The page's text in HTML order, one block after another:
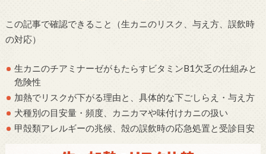
この記事で確認できること（生カニのリスク、与え方、誤飲時
の対応）
生カニのチアミナーゼがもたらすビタミンB1欠乏の仕組みと
危険性
加熱でリスクが下がる理由と、具体的な下ごしらえ・与え方
犬種別の目安量・頻度、カニカマや味付けカニの扱い
甲殻類アレルギーの兆候、殻の誤飲時の応急処置と受診目安